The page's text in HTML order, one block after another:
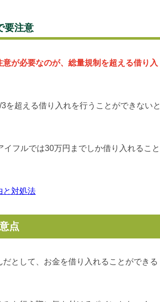
要注意
が必要なのが、総量規制を超える借り入
を超える借り入れを行うことができないと
フルでは30万円までしか借り入れること
と対処法
点
として、お金を借り入れることができる